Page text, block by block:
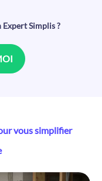
Expert Simplis ?
vous simplifier